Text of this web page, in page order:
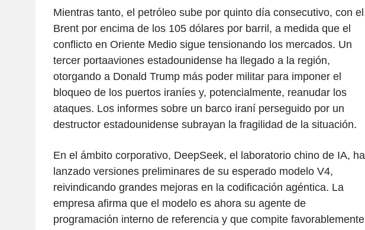
Mientras tanto, el petróleo sube por quinto día consecutivo, con el
Brent por encima de los 105 dólares por barril, a medida que el
conflicto en Oriente Medio sigue tensionando los mercados. Un
tercer portaaviones estadounidense ha llegado a la región,
otorgando a Donald Trump más poder militar para imponer el
bloqueo de los puertos iraníes y, potencialmente, reanudar los
ataques. Los informes sobre un barco iraní perseguido por un
destructor estadounidense subrayan la fragilidad de la situación.
En el ámbito corporativo, DeepSeek, el laboratorio chino de IA, ha
lanzado versiones preliminares de su esperado modelo V4,
reivindicando grandes mejoras en la codificación agéntica. La
empresa afirma que el modelo es ahora su agente de
programación interno de referencia y que compite favorablemente